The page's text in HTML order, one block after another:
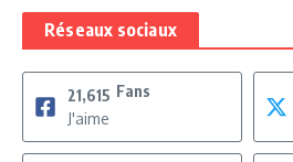
Réseaux sociaux
21,615 Fans
J'aime